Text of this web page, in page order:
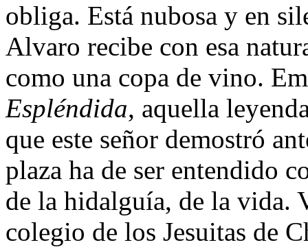
obliga. Está nubosa y en
Alvaro recibe con esa
como una copa de vino.
Espléndida, aquella
que este señor demostró
plaza ha de ser entendido
de la hidalguía, de la vida.
colegio de los Jesuitas de